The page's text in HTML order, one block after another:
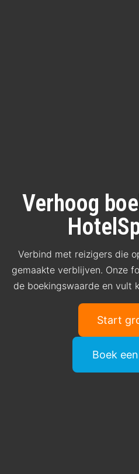
Verhoog
Verbind met reizigers die
gemaakte verblijven. Onze
de boekingswaarde en vult
Start
Boek